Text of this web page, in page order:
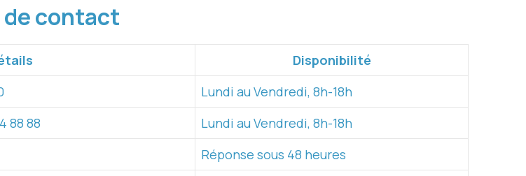
contact
Disponibilité
Lundi au Vendredi, 8h-18h
88 88
Lundi au Vendredi, 8h-18h
Réponse sous 48 heures